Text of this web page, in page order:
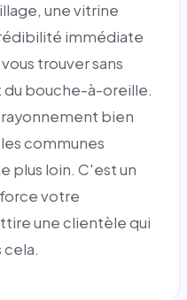
une vitrine
immédiate
trouver sans
bouche-à-oreille.
bien
communes
plus loin. C'est un
votre
une clientèle qui
cela.